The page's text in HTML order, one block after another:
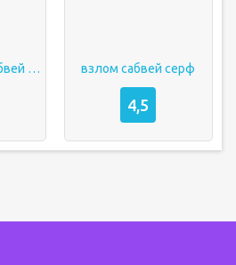
как взломать сабвей серф взлом сабвей серф
4,5